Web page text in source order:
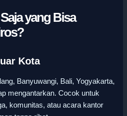
yang Bisa
Kota
Banyuwangi, Bali, Yogyakarta,
mengantarkan. Cocok untuk
komunitas, atau acara kantor